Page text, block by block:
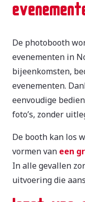
De photobooth
evenementen in
bijeenkomsten,
evenementen.
eenvoudige
foto’s, zonder
De booth kan los
vormen van een
In alle gevallen
uitvoering die